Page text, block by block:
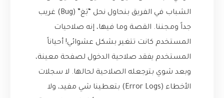
الشباب في الفريق بنحاول نحل “بَغ” (Bug) غريب
جداً ومجننا. القصة وما فيها، إنه صلاحيات
المستخدم كانت تتغير بشكل عشوائي! أحياناً
المستخدم يفقد صلاحية الدخول لصفحة معينة،
وبعد شوي بترجعله الصلاحية لحالها. لا سجلات
الأخطاء (Error Logs) بتعطينا شي مفيد، ولا